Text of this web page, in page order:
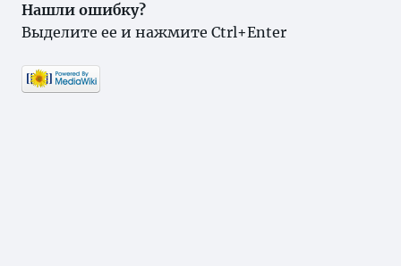
Нашли ошибку?
Выделите ее и нажмите Ctrl+Enter